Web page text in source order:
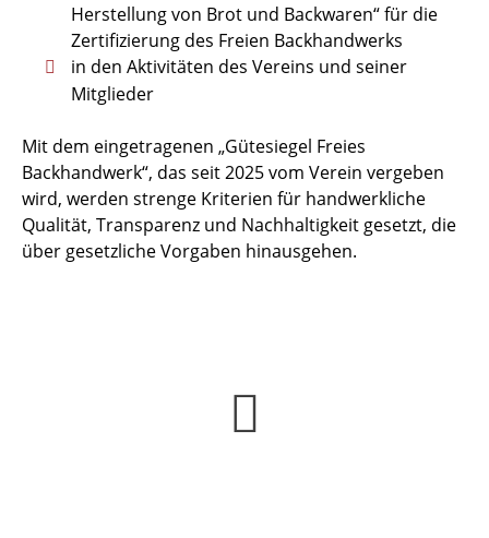
Herstellung von Brot und Backwaren“ für die
Zertifizierung des Freien Backhandwerks
in den Aktivitäten des Vereins und seiner
Mitglieder
Mit dem eingetragenen „Gütesiegel Freies
Backhandwerk“, das seit 2025 vom Verein vergeben
wird, werden strenge Kriterien für handwerkliche
Qualität, Transparenz und Nachhaltigkeit gesetzt, die
über gesetzliche Vorgaben hinausgehen.